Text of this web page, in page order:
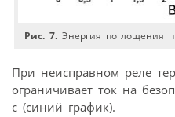
Рис. 7. Энергия поглощения
При неисправном реле
ограничивает ток на
с (синий график).